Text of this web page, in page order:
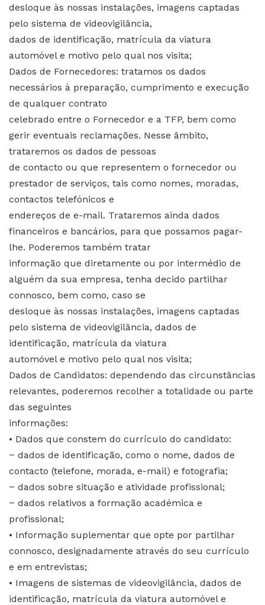
desloque às nossas instalações, imagens captadas
pelo sistema de videovigilância,
dados de identificação, matrícula da viatura
automóvel e motivo pelo qual nos visita;
Dados de Fornecedores: tratamos os dados
necessários à preparação, cumprimento e execução
de qualquer contrato
celebrado entre o Fornecedor e a TFP, bem como
gerir eventuais reclamações. Nesse âmbito,
trataremos os dados de pessoas
de contacto ou que representem o fornecedor ou
prestador de serviços, tais como nomes, moradas,
contactos telefónicos e
endereços de e-mail. Trataremos ainda dados
financeiros e bancários, para que possamos pagar-
lhe. Poderemos também tratar
informação que diretamente ou por intermédio de
alguém da sua empresa, tenha decido partilhar
connosco, bem como, caso se
desloque às nossas instalações, imagens captadas
pelo sistema de videovigilância, dados de
identificação, matrícula da viatura
automóvel e motivo pelo qual nos visita;
Dados de Candidatos: dependendo das circunstâncias
relevantes, poderemos recolher a totalidade ou parte
das seguintes
informações:
• Dados que constem do currículo do candidato:
− dados de identificação, como o nome, dados de
contacto (telefone, morada, e-mail) e fotografia;
− dados sobre situação e atividade profissional;
− dados relativos a formação académica e
profissional;
• Informação suplementar que opte por partilhar
connosco, designadamente através do seu currículo
e em entrevistas;
• Imagens de sistemas de videovigilância, dados de
identificação, matrícula da viatura automóvel e